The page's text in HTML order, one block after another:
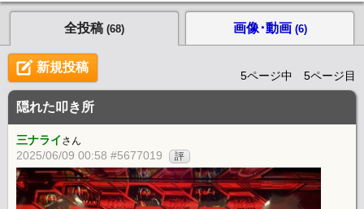
全投稿 (68) 画像･動画 (6)
新規投稿
5ページ中 5ページ目
隠れた叩き所
三ナライ さん
2025/06/09 00:58 #5677019 評